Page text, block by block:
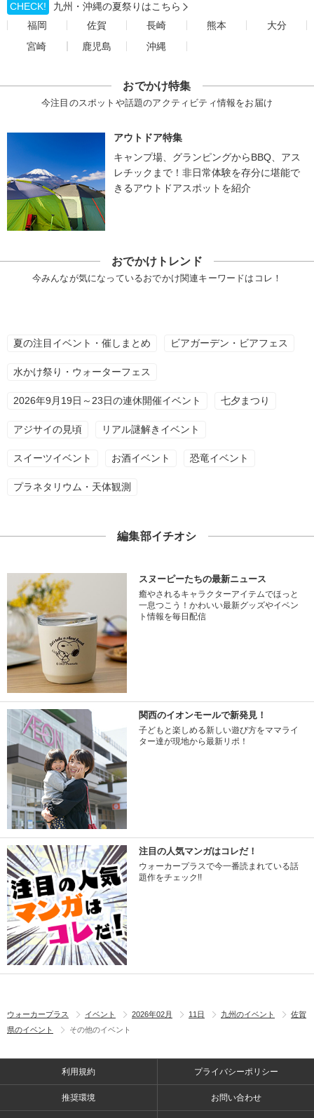
CHECK!
九州・沖縄の夏祭りはこちら
福岡
佐賀 長崎 熊本
大分
宮崎
鹿児島 沖縄
おでかけ特集
今注目のスポットや話題のアクティビティ情報をお届け
アウトドア特集
キャンプ場、グランピングからBBQ、アス
レチックまで！非日常体験を存分に堪能で
きるアウトドアスポットを紹介
おでかけトレンド
今みんなが気になっているおでかけ関連キーワードはコレ！
夏の注目イベント・催しまとめ ビアガーデン・ビアフェス
水かけ祭り・ウォーターフェス
2026年9月19日～23日の連休開催イベント 七夕まつり
アジサイの見頃 リアル謎解きイベント
スイーツイベント お酒イベント 恐竜イベント
プラネタリウム・天体観測
編集部イチオシ
スヌーピーたちの最新ニュース
癒やされるキャラクターアイテムでほっと
一息つこう！かわいい最新グッズやイベン
ト情報を毎日配信
関西のイオンモールで新発見！
子どもと楽しめる新しい遊び方をママライ
ター達が現地から最新リポ！
注目の人気マンガはコレだ！
ウォーカープラスで今一番読まれている話
題作をチェック!!
ウォーカープラス イベント 2026年02月 11日 九州のイベント
佐賀
県のイベント
その他のイベント
利用規約 プライバシーポリシー
推奨環境 お問い合わせ